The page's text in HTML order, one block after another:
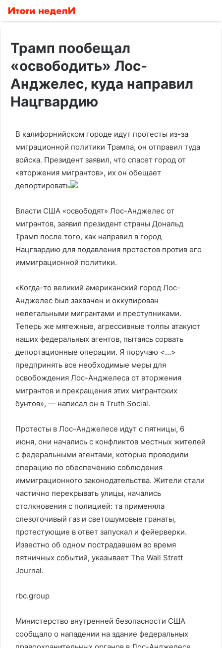
Трамп пообещал
«освободить» Лос-
Анджелес, куда направил
Нацгвардию
В калифорнийском городе идут протесты из-за
миграционной политики Трампа, он отправил туда
войска. Президент заявил, что спасет город от
«вторжения мигрантов», их он обещает
депортировать
Власти США «освободят» Лос-Анджелес от
мигрантов, заявил президент страны Дональд
Трамп после того, как направил в город
Нацгвардию для подавления протестов против его
иммиграционной политики.
«Когда-то великий американский город Лос-
Анджелес был захвачен и оккупирован
нелегальными мигрантами и преступниками.
Теперь же мятежные, агрессивные толпы атакуют
наших федеральных агентов, пытаясь сорвать
депортационные операции. Я поручаю <…>
предпринять все необходимые меры для
освобождения Лос-Анджелеса от вторжения
мигрантов и прекращения этих мигрантских
бунтов», — написал он в Truth Social.
Протесты в Лос-Анджелесе идут с пятницы, 6
июня, они начались с конфликтов местных жителей
с федеральными агентами, которые проводили
операцию по обеспечению соблюдения
иммиграционного законодательства. Жители стали
частично перекрывать улицы, начались
столкновения с полицией: та применяла
слезоточивый газ и светошумовые гранаты,
протестующие в ответ запускал и фейерверки.
Известно об одном пострадавшем во время
пятничных событий, указывает The Wall Strett
Journal.
rbc.group
Министерство внутренней безопасности США
сообщало о нападении на здание федеральных